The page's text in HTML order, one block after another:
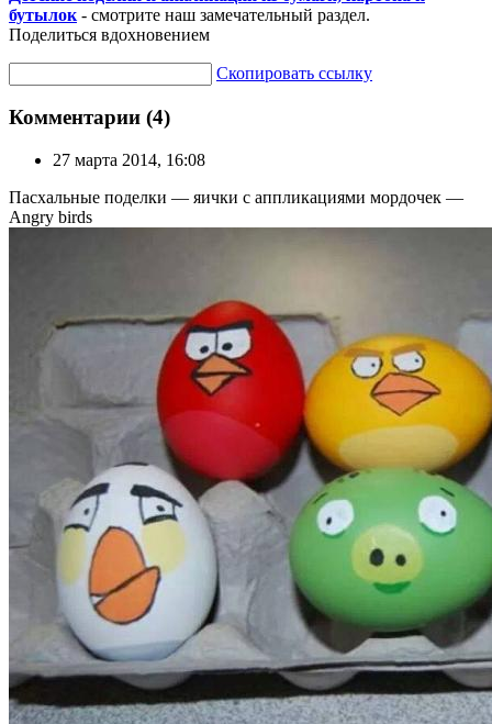
бутылок - смотрите наш замечательный раздел.
Поделиться вдохновением
Скопировать ссылку
Комментарии (4)
27 марта 2014, 16:08
Пасхальные поделки — яички с аппликациями мордочек —
Angry birds